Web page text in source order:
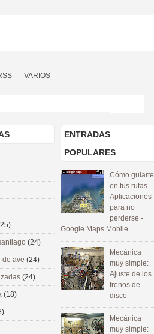
VARIOS
ENTRADAS
POPULARES
Cómo guiarte
en tus rutas -
Aplicaciones
para no
perderse -
Google Maps Mobile
Mecánica
muy simple:
Ajuste de los
frenos de
disco
Mecánica
muy simple:
(24)
de ave (24)
(24)
(18)